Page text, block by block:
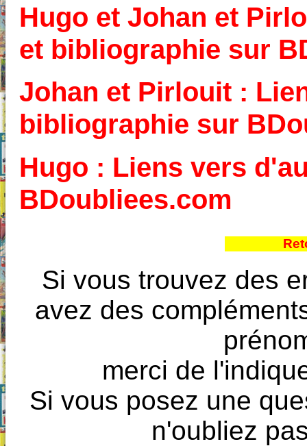
Hugo et Johan et
et bibliographie sur
Johan et Pirlouit :
bibliographie sur
Hugo : Liens vers
BDoubliees.com
Si vous trouvez des
avez des
merci de
Si vous posez une
n'oubliez